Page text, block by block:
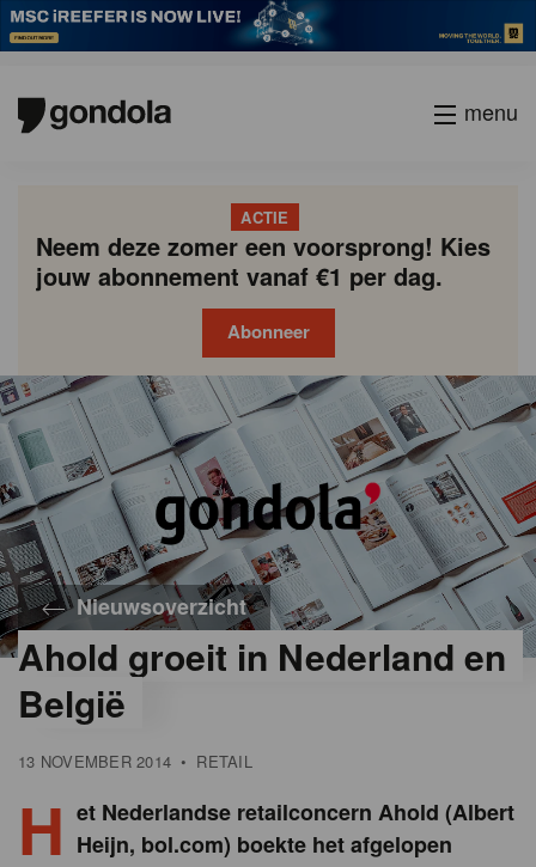
menu
ACTIE
Neem deze zomer een voorsprong! Kies
jouw abonnement vanaf €1 per dag.
Abonneer
Nieuwsoverzicht
Ahold groeit in Nederland en
België
13 NOVEMBER 2014 • RETAIL
H et Nederlandse retailconcern Ahold (Albert
Heijn, bol.com) boekte het afgelopen
Gondola
academy
Gondola
society